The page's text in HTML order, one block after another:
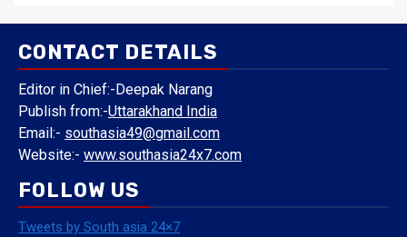
CONTACT DETAILS
Editor in Chief:-Deepak Narang
Publish from:-Uttarakhand India
Email:- southasia49@gmail.com
Website:- www.southasia24x7.com
FOLLOW US
Tweets by South asia 24×7